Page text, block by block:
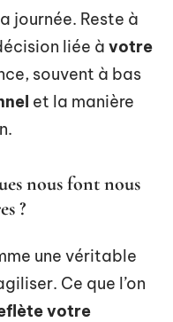
journée. Reste à
liée à votre
souvent à bas
et la manière
nous font nous
?
une véritable
Ce que l’on
votre